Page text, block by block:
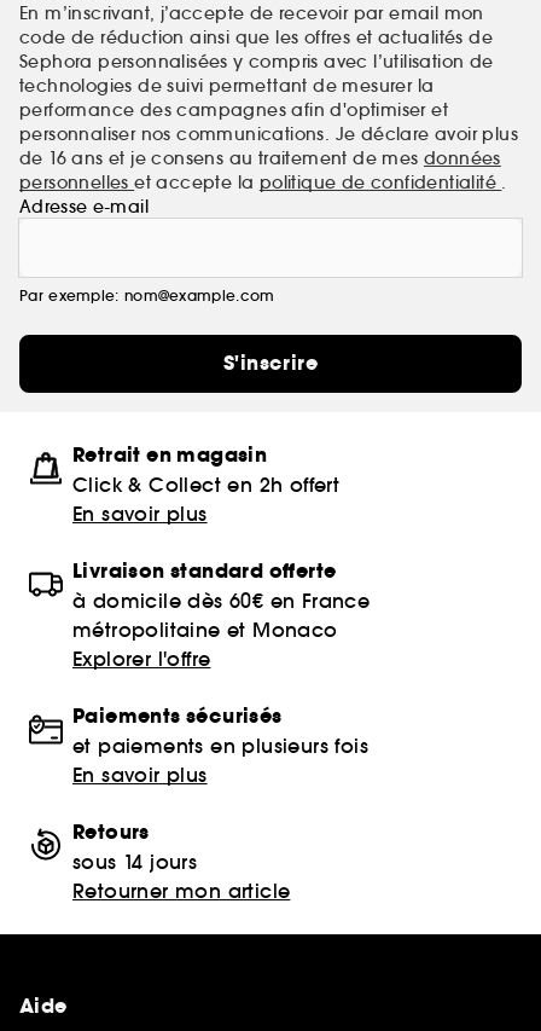
En m’inscrivant, j’accepte de recevoir par email mon
code de réduction ainsi que les offres et actualités de
Sephora personnalisées y compris avec l’utilisation de
technologies de suivi permettant de mesurer la
performance des campagnes afin d'optimiser et
personnaliser nos communications. Je déclare avoir plus
de 16 ans et je consens au traitement de mes données
personnelleset accepte la politique de confidentialité .
Adresse e-mail
Par exemple: nom@example.com
S'inscrire
Retrait en magasin
Click & Collect en 2h offert
En savoir plus
Livraison standard offerte
à domicile dès 60€ en France
métropolitaine et Monaco
Explorer l'offre
Paiements sécurisés
et paiements en plusieurs fois
En savoir plus
Retours
sous 14 jours
Retourner mon article
Aide